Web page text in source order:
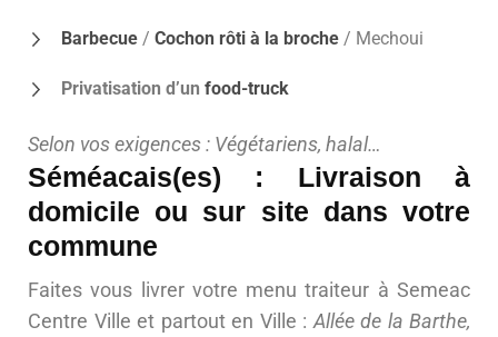
Barbecue / Cochon rôti à la broche / Mechoui
Privatisation d’un food-truck
Selon vos exigences : Végétariens, halal…
Séméacais(es) : Livraison à
domicile ou sur site dans votre
commune
Faites vous livrer votre menu traiteur à Semeac
Centre Ville et partout en Ville : Allée de la Barthe,